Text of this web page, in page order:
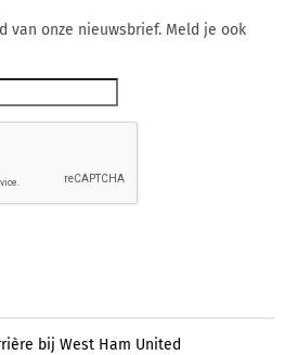
van onze nieuwsbrief. Meld je ook
bij West Ham United